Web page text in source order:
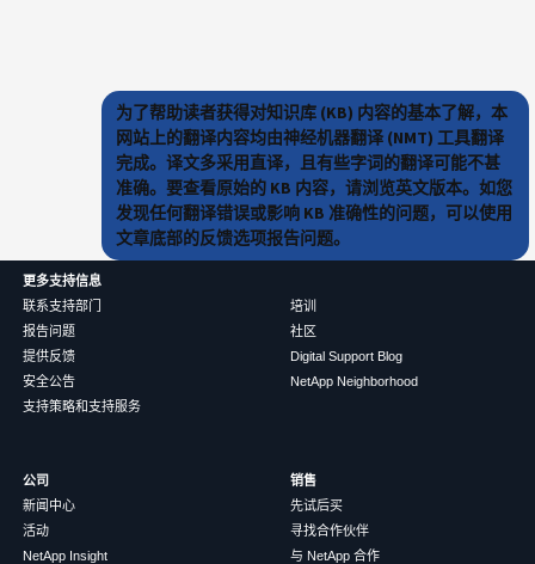
为了帮助读者获得对知识库 (KB) 内容的基本了解，本
网站上的翻译内容均由神经机器翻译 (NMT) 工具翻译
完成。译文多采用直译，且有些字词的翻译可能不甚
准确。要查看原始的 KB 内容，请浏览英文版本。如您
发现任何翻译错误或影响 KB 准确性的问题，可以使用
文章底部的反馈选项报告问题。
更多支持信息
联系支持部门
报告问题
提供反馈
安全公告
支持策略和支持服务
培训
社区
Digital Support Blog
NetApp Neighborhood
公司
新闻中心
活动
NetApp Insight
销售
先试后买
寻找合作伙伴
与 NetApp 合作